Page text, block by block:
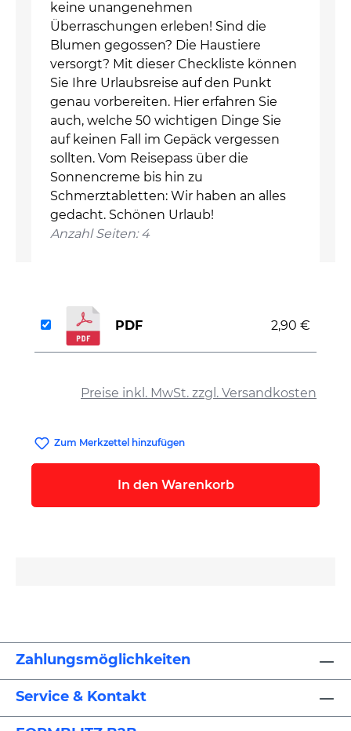
keine unangenehmen
Überraschungen erleben! Sind die
Blumen gegossen? Die Haustiere
versorgt? Mit dieser Checkliste können
Sie Ihre Urlaubsreise auf den Punkt
genau vorbereiten. Hier erfahren Sie
auch, welche 50 wichtigen Dinge Sie
auf keinen Fall im Gepäck vergessen
sollten. Vom Reisepass über die
Sonnencreme bis hin zu
Schmerztabletten: Wir haben an alles
gedacht. Schönen Urlaub!
Anzahl Seiten: 4
Preise inkl. MwSt. zzgl. Versandkosten
PDF 2,90 €
Zum Merkzettel hinzufügen
In den Warenkorb
Zahlungsmöglichkeiten
Service & Kontakt